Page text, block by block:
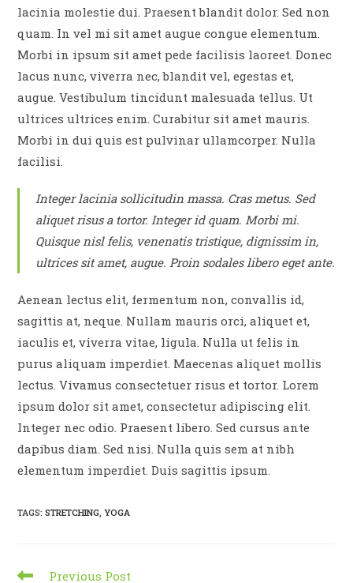
lacinia molestie dui. Praesent blandit dolor. Sed non
quam. In vel mi sit amet augue congue elementum.
Morbi in ipsum sit amet pede facilisis laoreet. Donec
lacus nunc, viverra nec, blandit vel, egestas et,
augue. Vestibulum tincidunt malesuada tellus. Ut
ultrices ultrices enim. Curabitur sit amet mauris.
Morbi in dui quis est pulvinar ullamcorper. Nulla
facilisi.
Integer lacinia sollicitudin massa. Cras metus. Sed
aliquet risus a tortor. Integer id quam. Morbi mi.
Quisque nisl felis, venenatis tristique, dignissim in,
ultrices sit amet, augue. Proin sodales libero eget ante.
Aenean lectus elit, fermentum non, convallis id,
sagittis at, neque. Nullam mauris orci, aliquet et,
iaculis et, viverra vitae, ligula. Nulla ut felis in
purus aliquam imperdiet. Maecenas aliquet mollis
lectus. Vivamus consectetuer risus et tortor. Lorem
ipsum dolor sit amet, consectetur adipiscing elit.
Integer nec odio. Praesent libero. Sed cursus ante
dapibus diam. Sed nisi. Nulla quis sem at nibh
elementum imperdiet. Duis sagittis ipsum.
TAGS:STRETCHING, YOGA
Read
Previous Post